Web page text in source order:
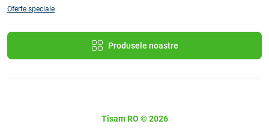
Oferte speciale
Produsele noastre
Tisam RO © 2026